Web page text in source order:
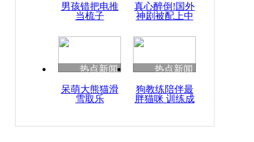
男孩错把电推
当梳子
真心醉倒!国外
神剧被配上中
热点新闻
呆萌大熊猫滑
雪取乐
热点新闻
狗教练陪伴最
胖猫咪 训练成